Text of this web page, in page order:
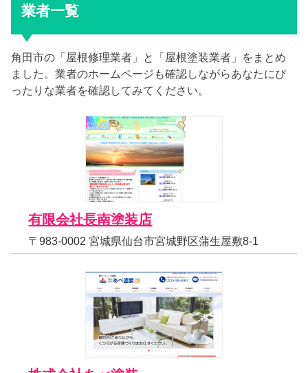
業者一覧
角田市の「屋根修理業者」と「屋根塗装業者」をまとめ
ました。業者のホームページも確認しながらあなたにぴ
ったりな業者を確認してみてください。
有限会社長南塗装店
〒983-0002 宮城県仙台市宮城野区蒲生屋敷8-1